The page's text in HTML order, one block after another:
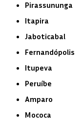
Pirassununga
Itapira
Jaboticabal
Fernandópolis
Itupeva
Peruíbe
Amparo
Mococa